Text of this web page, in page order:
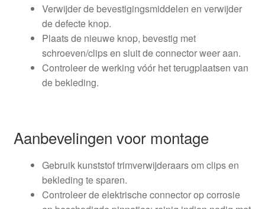
Verwijder de bevestigingsmiddelen en verwijder
de defecte knop.
Plaats de nieuwe knop, bevestig met
schroeven/clips en sluit de connector weer aan.
Controleer de werking vóór het terugplaatsen van
de bekleding.
Aanbevelingen voor montage
Gebruik kunststof trimverwijderaars om clips en
bekleding te sparen.
Controleer de elektrische connector op corrosie